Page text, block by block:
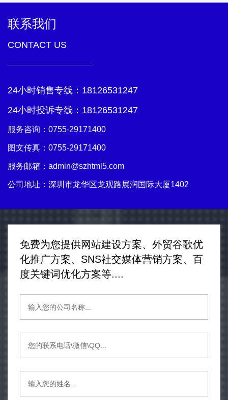
联系我们
CONTACT US
24小时销售专线： 18126531247
24小时投诉专线： 18126531247
服务咨询： 0755-29171400
图文传真：0755-29171400
服务邮箱： admin@szhtml5.com
公司地址：深圳市龙华区龙观路展润国际大厦1402
免费为您提供网站建设方案、外贸谷歌优
化推广方案、SNS社交媒体营销方案、百
度关键词优化方案等....